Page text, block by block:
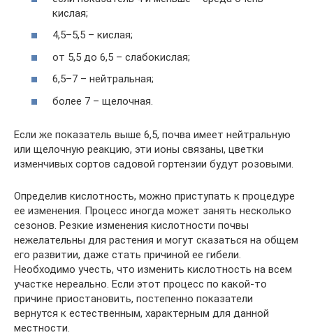
кислая;
4,5–5,5 – кислая;
от 5,5 до 6,5 – слабокислая;
6,5–7 – нейтральная;
более 7 – щелочная.
Если же показатель выше 6,5, почва имеет нейтральную
или щелочную реакцию, эти ионы связаны, цветки
изменчивых сортов садовой гортензии будут розовыми.
Определив кислотность, можно приступать к процедуре
ее изменения. Процесс иногда может занять несколько
сезонов. Резкие изменения кислотности почвы
нежелательны для растения и могут сказаться на общем
его развитии, даже стать причиной ее гибели.
Необходимо учесть, что изменить кислотность на всем
участке нереально. Если этот процесс по какой-то
причине приостановить, постепенно показатели
вернутся к естественным, характерным для данной
местности.